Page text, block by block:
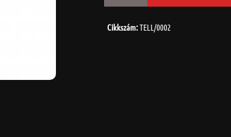
Cikkszám:TELL/0002